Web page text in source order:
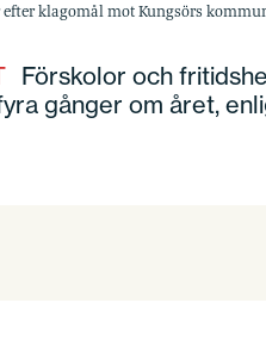
klagomål mot Kungsörs
Förskolor och
gånger om året,